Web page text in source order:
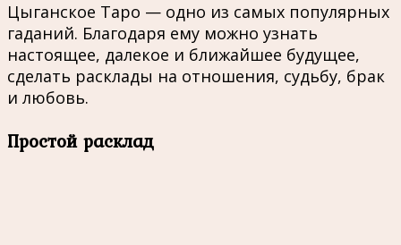
Цыганское Таро — одно из самых популярных
гаданий. Благодаря ему можно узнать
настоящее, далекое и ближайшее будущее,
сделать расклады на отношения, судьбу, брак
и любовь.
Простой расклад